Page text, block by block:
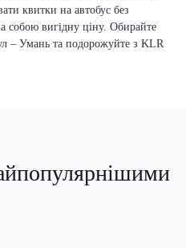
квитки на автобус без
собою вигідну ціну. Обирайте
– Умань та подорожуйте з KLR